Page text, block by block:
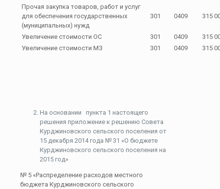
Прочая закупка товаров, работ и услуг
для обеспечения государственных
(муниципальных) нужд
301 0409 315
Увеличение стоимости ОС 301 0409
315
Увеличение стоимости МЗ
301 0409 315
На основании пункта 1 настоящего
решения приложение к решению Совета
Курджиновского сельского поселения от
15 декабря 2014 года № 31 «О бюджете
Курджиновского сельского поселения на
2015 год»
№ 5 «Распределение расходов местного
бюджета Курджиновского сельского